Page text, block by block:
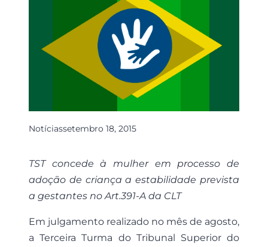
Notíciassetembro 18, 2015
TST concede à mulher em processo de
adoção de criança a estabilidade prevista
a gestantes no Art.391-A da CLT
Em julgamento realizado no mês de agosto,
a Terceira Turma do Tribunal Superior do